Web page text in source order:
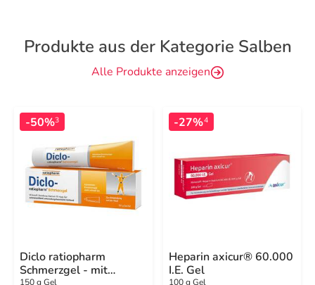
Produkte aus der Kategorie Salben
Alle Produkte anzeigen
-50%3
Diclo ratiopharm
Schmerzgel - mit
150 g Gel
-27%4
Heparin axicur® 60.000
I.E. Gel
100 g Gel